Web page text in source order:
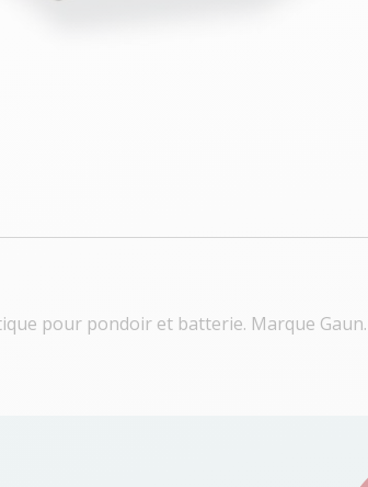
pour pondoir et batterie. Marque Gaun.